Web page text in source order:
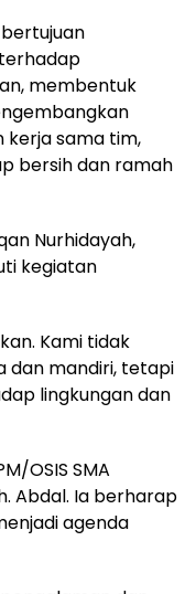
bertujuan
membentuk
kerja sama tim,
bersih dan ramah
Nurhidayah,
kegiatan
Kami tidak
dan mandiri, tetapi
lingkungan dan
OSIS SMA
Abdal. Ia berharap
agenda